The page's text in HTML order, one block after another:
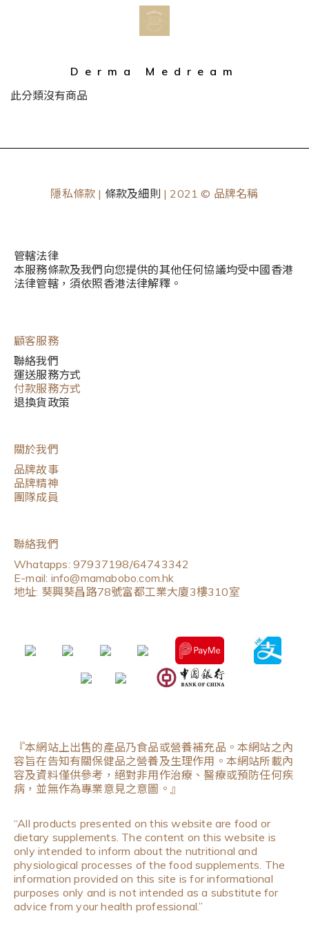
Derma Medream
此分類沒有商品
隱私條款 | 條款及細則 | 2021 © 品牌名稱
管轄法律
本服務條款及我們向您提供的其他任何協議均受中國香港
法律管轄，須依照香港法律解釋。
顧客服務
聯絡我們
運送服務方式
付款服務方式
退換貨政策
關於我們
品牌故事
品牌精神
團隊成員
聯絡我們
Whatapps: 97937198/64743342
E-mail: info@mamabobo.com.hk
地址: 葵興葵昌路78號富都工業大廈3樓310室
『本網站上出售的產品乃食品或營養補充品。本網站之內
容旨在告知有關保健品之營養及生理作用。本網站所載內
容及資料僅供參考，絕對非用作治療、醫療或預防任何疾
病，並無作為專業意見之意圖。』
“All products presented on this website are food or
dietary supplements. The content on this website is
only intended to inform about the nutritional and
physiological processes of the food supplements. The
information provided on this site is for informational
purposes only and is not intended as a substitute for
advice from your health professional.”